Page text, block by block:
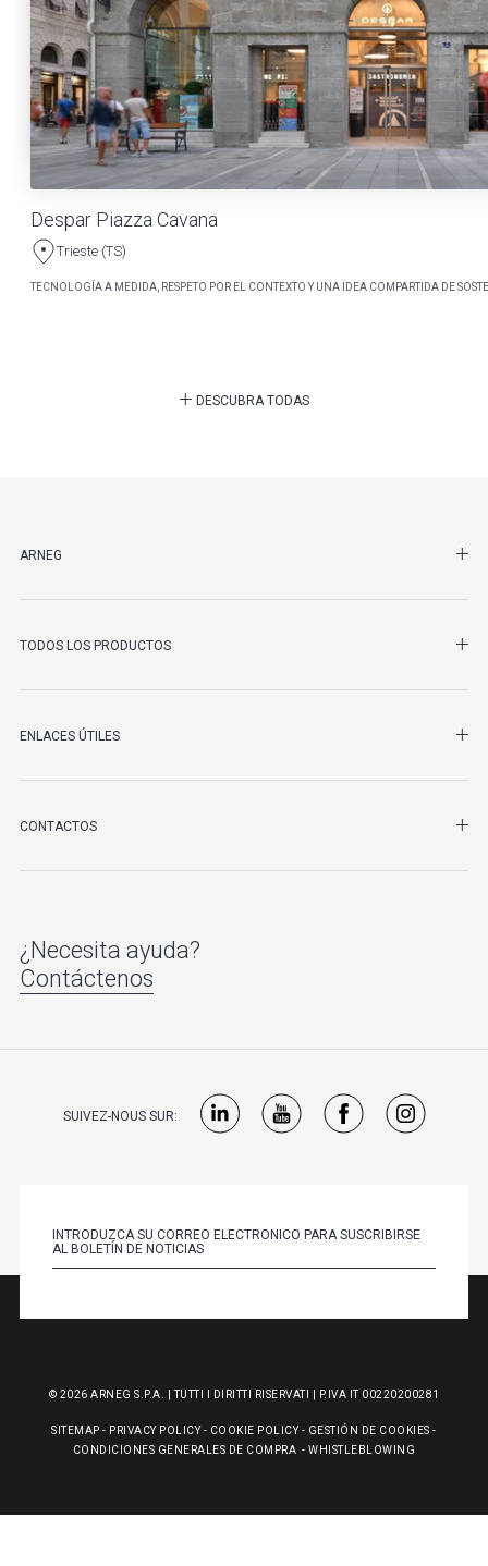
Despar Piazza Cavana
Trieste (TS)
TECNOLOGÍA A MEDIDA, RESPETO POR EL CONTEXTO Y UNA IDEA COMPARTIDA DE
DESCUBRA TODAS
ARNEG
TODOS LOS PRODUCTOS
ENLACES ÚTILES
CONTACTOS
¿Necesita ayuda?
Contáctenos
SUIVEZ-NOUS SUR:
© 2026 ARNEG S.P.A. | TUTTI I DIRITTI RISERVATI | P.IVA IT 00220200281
SITEMAP - PRIVACY POLICY- COOKIE POLICY- GESTIÓN DE COOKIES -
CONDICIONES GENERALES DE COMPRA -WHISTLEBLOWING